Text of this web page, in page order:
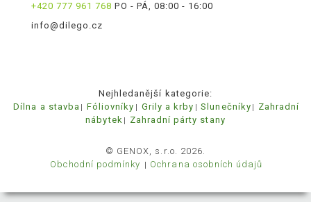
+420 777 961 768 PO - PÁ, 08:00 - 16:00
info@dilego.cz
Nejhledanější kategorie:
Dílna a stavba
Fóliovníky Grily a krby Slunečníky
Zahradní
nábytek
Zahradní párty stany
© GENOX, s.r.o. 2026.
Obchodní podmínky
Ochrana osobních údajů